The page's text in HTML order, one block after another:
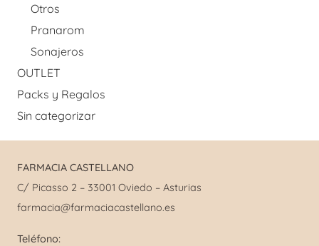
Otros
Pranarom
Sonajeros
OUTLET
Packs y Regalos
Sin categorizar
FARMACIA CASTELLANO
C/ Picasso 2 – 33001 Oviedo – Asturias
farmacia@farmaciacastellano.es
Teléfono: